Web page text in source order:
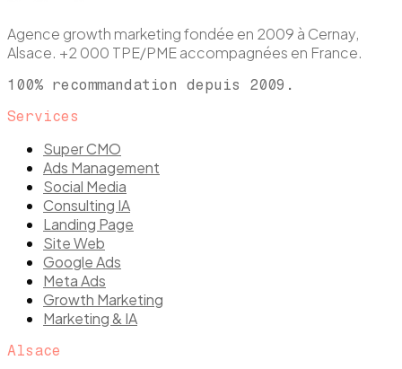
Agence growth marketing fondée en 2009 à Cernay,
Alsace. +2 000 TPE/PME accompagnées en France.
100% recommandation depuis 2009.
Services
Super CMO
Ads Management
Social Media
Consulting IA
Landing Page
Site Web
Google Ads
Meta Ads
Growth Marketing
Marketing & IA
Alsace